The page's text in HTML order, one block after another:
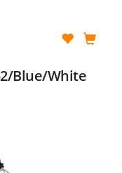
Blue/White